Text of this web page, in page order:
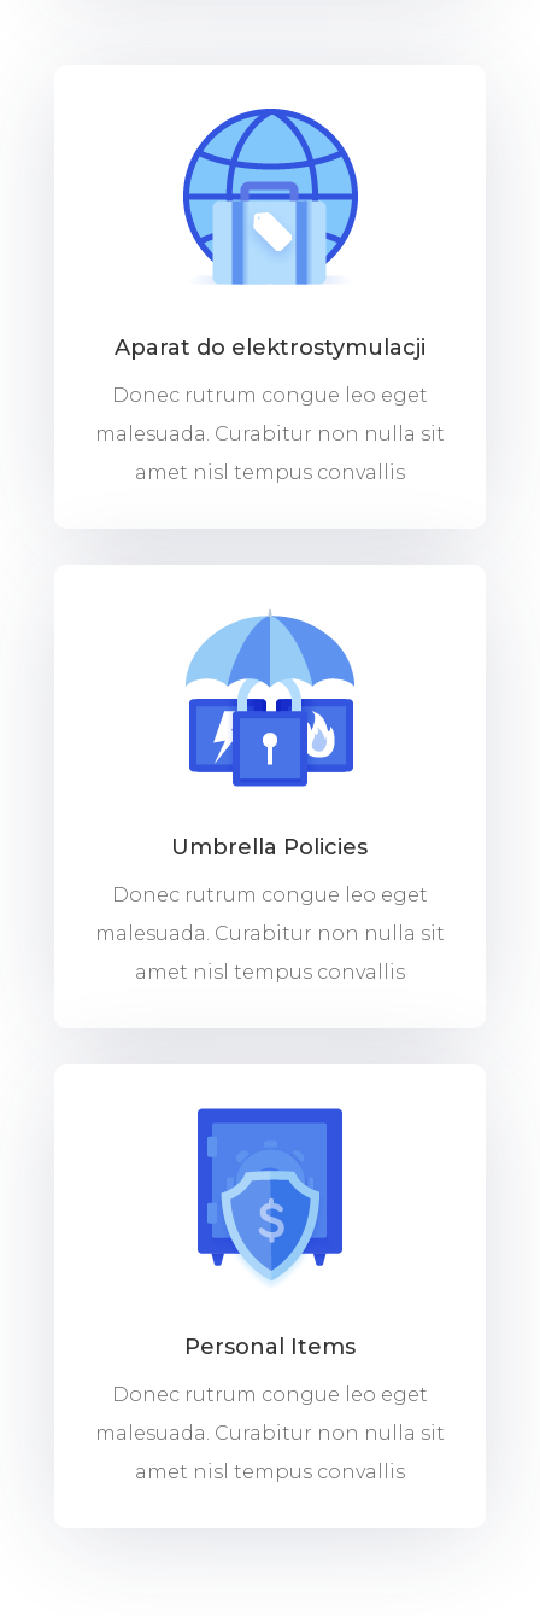
Aparat do elektrostymulacji
Donec rutrum congue leo eget
malesuada. Curabitur non nulla sit
amet nisl tempus convallis
Umbrella Policies
Donec rutrum congue leo eget
malesuada. Curabitur non nulla sit
amet nisl tempus convallis
Personal Items
Donec rutrum congue leo eget
malesuada. Curabitur non nulla sit
amet nisl tempus convallis